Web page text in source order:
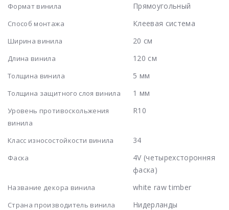
Формат винила Прямоугольный
Способ монтажа Клеевая система
Ширина винила 20 см
Длина винила 120 см
Толщина винила 5 мм
Толщина защитного слоя винила 1 мм
Уровень противоскольжения
винила
R10
Класс износостойкости винила 34
Фаска
4V (четырехсторонняя
фаска)
Название декора винила white raw timber
Страна производитель винила Нидерланды